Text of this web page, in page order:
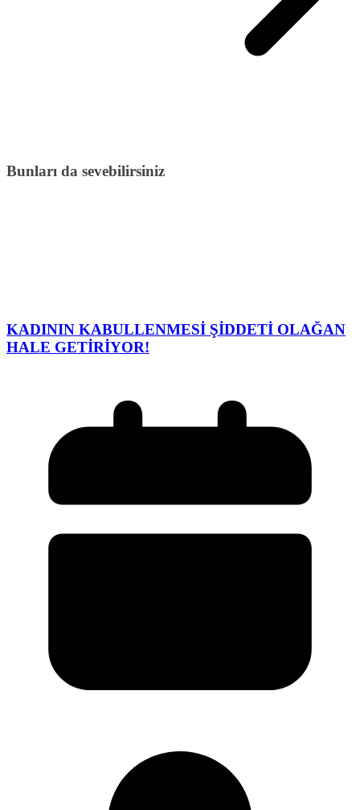
Bunları da sevebilirsiniz
KADININ KABULLENMESİ ŞİDDETİ OLAĞAN
HALE GETİRİYOR!